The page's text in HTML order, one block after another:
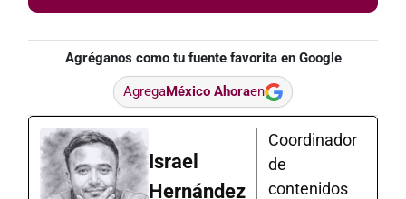
Agréganos como tu fuente favorita en Google
AgregaMéxico Ahoraen
Israel
Hernández
Coordinador
de
contenidos